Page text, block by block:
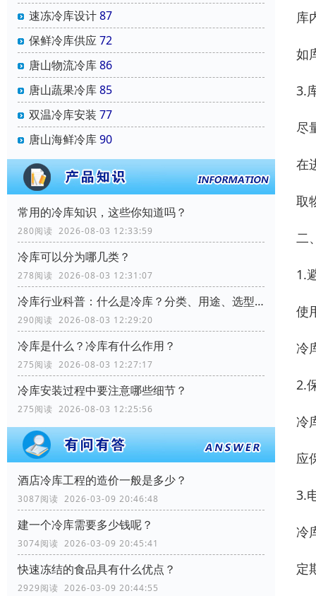
速冻冷库设计87
保鲜冷库供应72
唐山物流冷库86
唐山蔬果冷库85
双温冷库安装 77
唐山海鲜冷库90
常用的冷库知识，这些你知道吗？
280阅读 2026-08-03 12:33:59
冷库可以分为哪几类？
278阅读 2026-08-03 12:31:07
冷库行业科普：什么是冷库？分类、用途、选型要点全解析
290阅读 2026-08-03 12:29:20
冷库是什么？冷库有什么作用？
275阅读 2026-08-03 12:27:17
冷库安装过程中要注意哪些细节？
275阅读 2026-08-03 12:25:56
酒店冷库工程的造价一般是多少？
3087阅读 2026-03-09 20:46:48
建一个冷库需要多少钱呢？
3074阅读 2026-03-09 20:45:41
快速冻结的食品具有什么优点？
2929阅读 2026-03-09 20:44:55
库
如
3.
尽
在
取
二
1.
使
冷
2.
冷
应
3.
冷
定